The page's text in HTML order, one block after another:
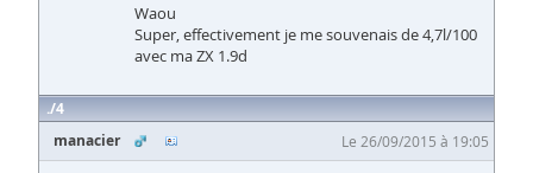
Waou
Super, effectivement je me souvenais de 4,7l/100
avec ma ZX 1.9d
4
manacier
Le 26/09/2015 à 19:05